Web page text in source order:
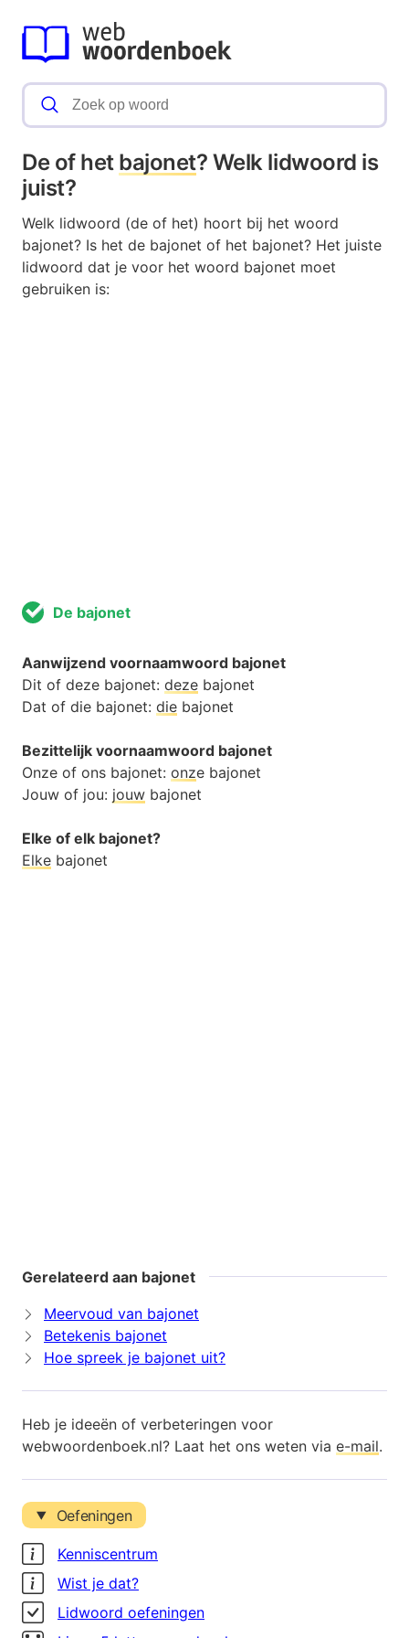
De of het bajonet? Welk lidwoord is
juist?
Welk lidwoord (de of het) hoort bij het woord
bajonet? Is het de bajonet of het bajonet? Het juiste
lidwoord dat je voor het woord bajonet moet
gebruiken is:
De bajonet
Aanwijzend voornaamwoord bajonet
Dit of deze bajonet: deze bajonet
Dat of die bajonet: die bajonet
Bezittelijk voornaamwoord bajonet
Onze of ons bajonet: onze bajonet
Jouw of jou: jouw bajonet
Elke of elk bajonet?
Elke bajonet
Gerelateerd aan bajonet
Meervoud van bajonet
Betekenis bajonet
Hoe spreek je bajonet uit?
Heb je ideeën of verbeteringen voor
webwoordenboek.nl? Laat het ons weten via e-mail.
Oefeningen
Kenniscentrum
Wist je dat?
Lidwoord oefeningen